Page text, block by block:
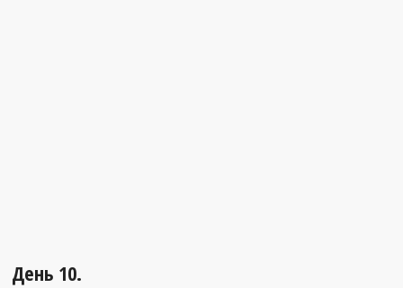
День 10.